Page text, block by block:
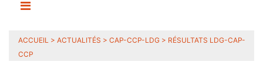
ACCUEIL > ACTUALITÉS > CAP-CCP-LDG > RÉSULTATS LDG-CAP-
CCP